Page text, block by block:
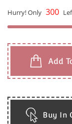
Hurry! Only 300
Add
Buy In